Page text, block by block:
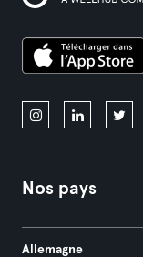
Nos pays
Allemagne